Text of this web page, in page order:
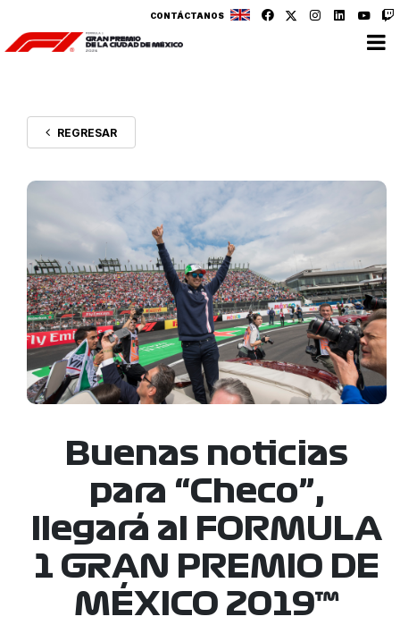
CONTÁCTANOS
REGRESAR
Buenas noticias
para “Checo”,
llegará al FORMULA
1 GRAN PREMIO DE
MÉXICO 2019™